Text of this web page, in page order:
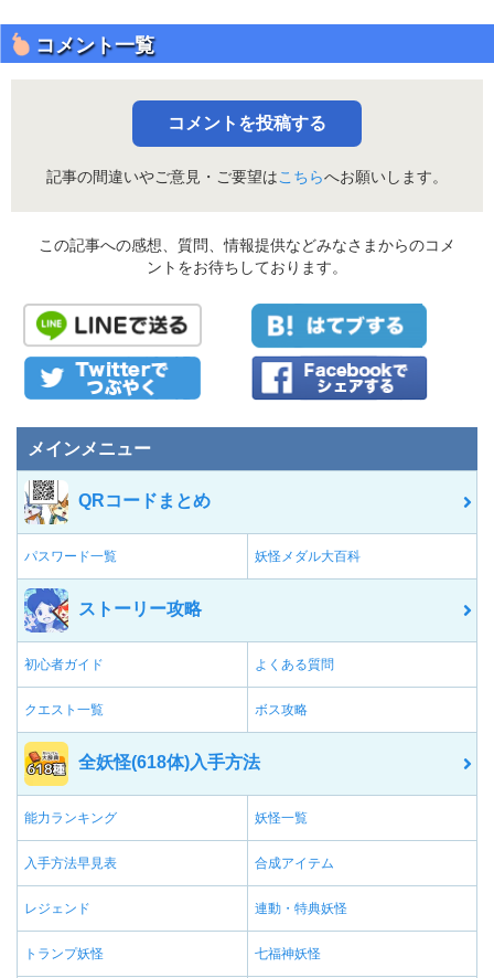
コメント一覧
コメントを投稿する
記事の間違いやご意見・ご要望はこちらへお願いします。
この記事への感想、質問、情報提供などみなさまからのコメ
ントをお待ちしております。
メインメニュー
QRコードまとめ
パスワード一覧 妖怪メダル大百科
ストーリー攻略
初心者ガイド よくある質問
クエスト一覧 ボス攻略
全妖怪(618体)入手方法
能力ランキング 妖怪一覧
入手方法早見表 合成アイテム
レジェンド 連動・特典妖怪
トランプ妖怪 七福神妖怪